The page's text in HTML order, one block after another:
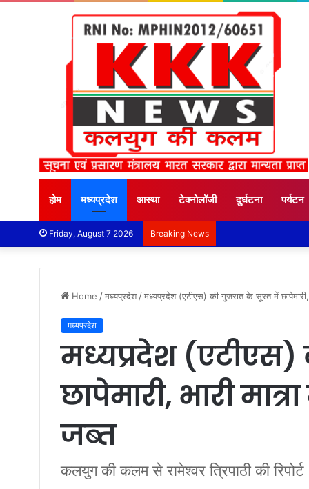
होम मध्यप्रदेश आस्था टेक्नोलॉजी दुर्घटना पर्यटन
Friday, August 7 2026 Breaking News
Home /मध्यप्रदेश /मध्यप्रदेश (एटीएस) की गुजरात के सूरत में
मध्यप्रदेश
मध्यप्रदेश
छापेमारी, भारी
जब्त
कलयुग की कलम से रामेश्वर त्रिपाठी की रिपोर्ट